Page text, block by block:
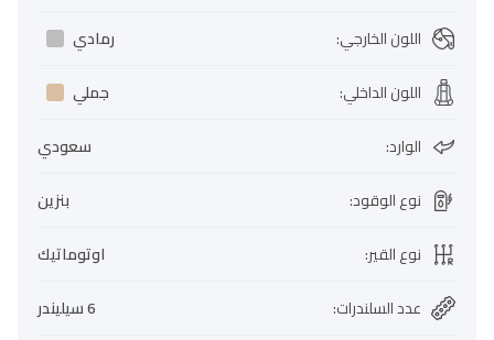
اللون الخارجي:
رمادي
اللون الداخلي:
جملي
الوارد:
سعودي
نوع الوقود:
بنزين
نوع القير:
اوتوماتيك
عدد السلندرات:
6 سيليندر